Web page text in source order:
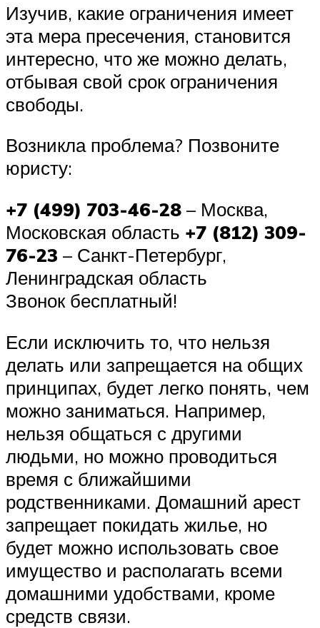
Изучив, какие ограничения имеет
эта мера пресечения, становится
интересно, что же можно делать,
отбывая свой срок ограничения
свободы.
Возникла проблема? Позвоните
юристу:
+7 (499) 703-46-28 – Москва,
Московская область +7 (812) 309-
76-23 – Санкт-Петербург,
Ленинградская область
Звонок бесплатный!
Если исключить то, что нельзя
делать или запрещается на общих
принципах, будет легко понять, чем
можно заниматься. Например,
нельзя общаться с другими
людьми, но можно проводиться
время с ближайшими
родственниками. Домашний арест
запрещает покидать жилье, но
будет можно использовать свое
имущество и располагать всеми
домашними удобствами, кроме
средств связи.